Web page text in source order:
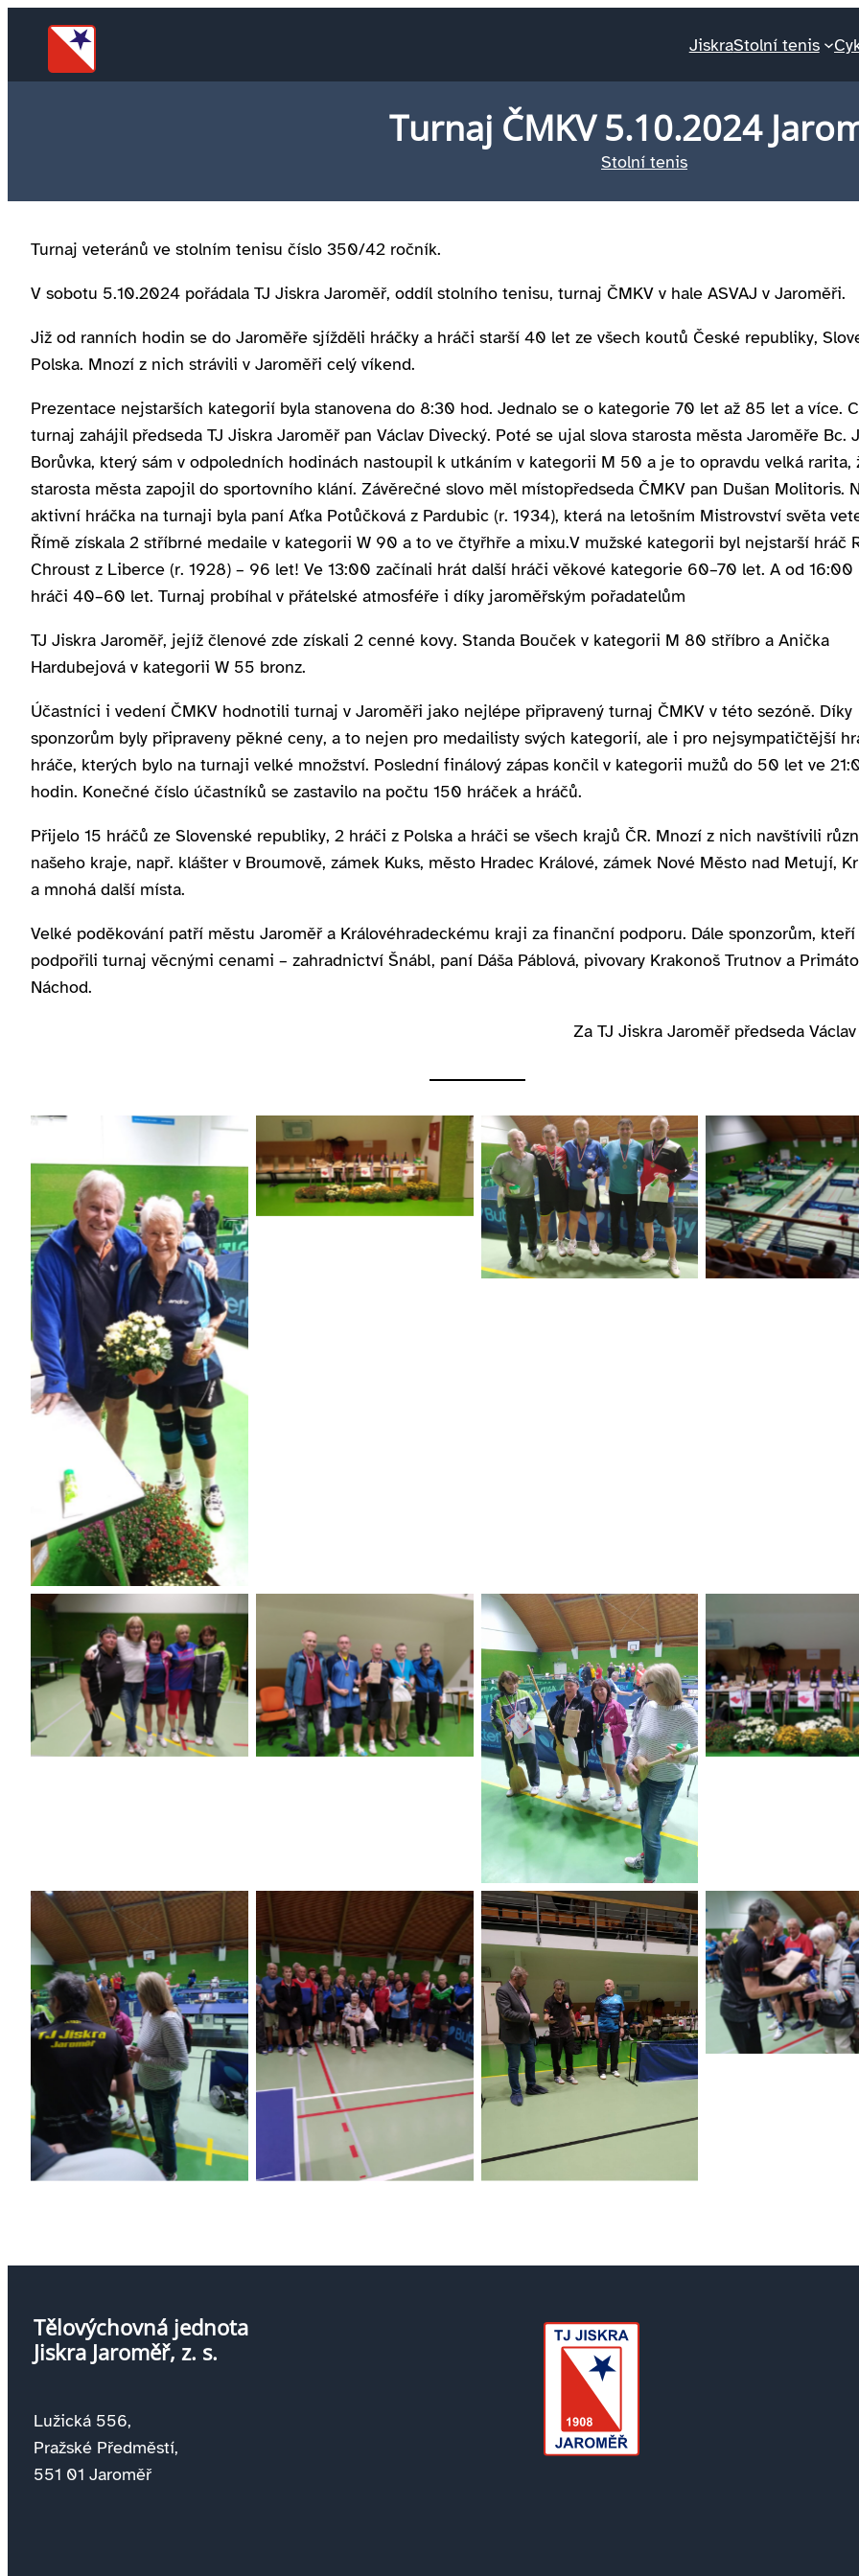
JiskraStolní tenis
Turnaj ČMKV 5.10.2024
Stolní tenis
Turnaj veteránů ve stolním tenisu číslo 350/42 ročník.
V sobotu 5.10.2024 pořádala TJ Jiskra Jaroměř, oddíl stolního tenisu, turnaj ČMKV v hale ASVAJ v Jaroměři.
Již od ranních hodin se do Jaroměře sjížděli hráčky a hráči starší 40 let ze všech koutů České republiky,
Polska. Mnozí z nich strávili v Jaroměři celý víkend.
Prezentace nejstarších kategorií byla stanovena do 8:30 hod. Jednalo se o kategorie 70 let až 85 let a více.
turnaj zahájil předseda TJ Jiskra Jaroměř pan Václav Divecký. Poté se ujal slova starosta města Jaroměře Bc.
Borůvka, který sám v odpoledních hodinách nastoupil k utkáním v kategorii M 50 a je to opravdu velká rarita,
starosta města zapojil do sportovního klání. Závěrečné slovo měl místopředseda ČMKV pan Dušan Molitoris.
aktivní hráčka na turnaji byla paní Aťka Potůčková z Pardubic (r. 1934), která na letošním Mistrovství světa
Římě získala 2 stříbrné medaile v kategorii W 90 a to ve čtyřhře a mixu.V mužské kategorii byl nejstarší hráč
Chroust z Liberce (r. 1928) –⁠⁠⁠⁠⁠⁠ 96 let! Ve 13:00 začínali hrát další hráči věkové kategorie 60–⁠⁠⁠⁠⁠⁠70 let. A od 16:00
hráči 40–⁠⁠⁠⁠⁠⁠60 let. Turnaj probíhal v přátelské atmosféře i díky jaroměřským pořadatelům
TJ Jiskra Jaroměř, jejíž členové zde získali 2 cenné kovy. Standa Bouček v kategorii M 80 stříbro a Anička
Hardubejová v kategorii W 55 bronz.
Účastníci i vedení ČMKV hodnotili turnaj v Jaroměři jako nejlépe připravený turnaj ČMKV v této sezóně. Díky
sponzorům byly připraveny pěkné ceny, a to nejen pro medailisty svých kategorií, ale i pro nejsympatičtější
hráče, kterých bylo na turnaji velké množství. Poslední finálový zápas končil v kategorii mužů do 50 let ve
hodin. Konečné číslo účastníků se zastavilo na počtu 150 hráček a hráčů.
Přijelo 15 hráčů ze Slovenské republiky, 2 hráči z Polska a hráči se všech krajů ČR. Mnozí z nich navštívili
našeho kraje, např. klášter v Broumově, zámek Kuks, město Hradec Králové, zámek Nové Město nad Metují,
a mnohá další místa.
Velké poděkování patří městu Jaroměř a Královéhradeckému kraji za finanční podporu. Dále sponzorům, kteří
podpořili turnaj věcnými cenami – zahradnictví Šnábl, paní Dáša Páblová, pivovary Krakonoš Trutnov a
Náchod.
Za TJ Jiskra Jaroměř předseda
Duše tohoto turnaje
Eduard Hardubej st. a Aťka
Potůčková (1934) –⁠⁠⁠⁠⁠⁠ 2x
stříbrná z MS veteránů z
Říma 2024
Ceny pro účastníky
turnaje
Ceny pro
turnaje
Tělovýchovná jednota
Jiskra Jaroměř, z. s.
Lužická 556,
Pražské Předměstí,
551 01 Jaroměř